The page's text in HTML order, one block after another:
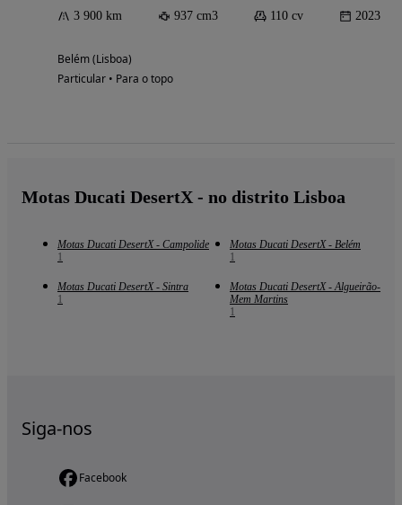
3 900 km 937 cm3 110 cv 2023
Belém (Lisboa)
Particular • Para o topo
Motas Ducati DesertX - no distrito Lisboa
Motas Ducati DesertX - Campolide
1
Motas Ducati DesertX - Belém
1
Motas Ducati DesertX - Sintra
1
Motas Ducati DesertX - Algueirão-
Mem Martins
1
Siga-nos
Facebook